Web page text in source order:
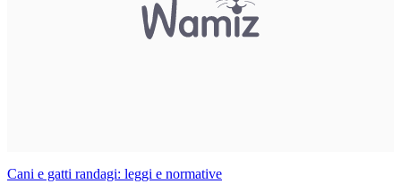
Cani e gatti randagi: leggi e normative